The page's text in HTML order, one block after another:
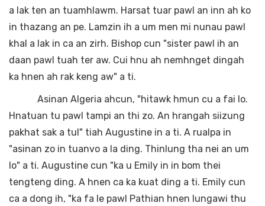
a lak ten an tuamhlawm. Harsat tuar pawl an inn ah ko
in thazang an pe. Lamzin ih a um men mi nunau pawl
khal a lak in ca an zirh. Bishop cun "sister pawl ih an
daan pawl tuah ter aw. Cui hnu ah nemhnget dingah
ka hnen ah rak keng aw" a ti.
Asinan Algeria ahcun, "hitawk hmun cu a fai lo.
Hnatuan tu pawl tampi an thi zo. An hrangah siizung
pakhat sak a tul" tiah Augustine in a ti. A rualpa in
"asinan zo in tuanvo a la ding. Thinlung tha nei an um
lo" a ti. Augustine cun "ka u Emily in in bom thei
tengteng ding. A hnen ca ka kuat ding a ti. Emily cun
ca a dong ih, "ka fa le pawl Pathian hnen lungawi thu